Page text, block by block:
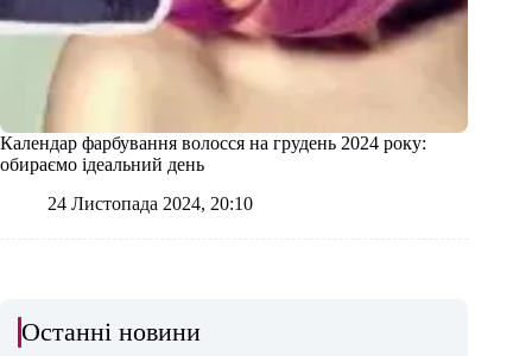
Календар фарбування волосся на грудень 2024 року:
обираємо ідеальний день
24 Листопада 2024, 20:10
Останні новини